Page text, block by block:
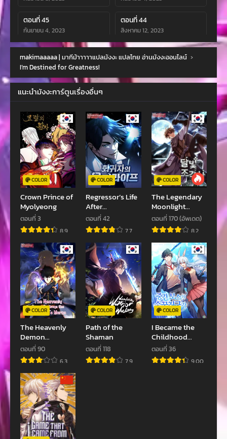
ตอนที่ 45
กันยายน 4, 2023
ตอนที่ 44
สิงหาคม 12, 2023
ตอนที่ 43
กรกฎาคม 20, 2023
ตอนที่ 42
กรกฎาคม 20, 2023
ตอนที่ 41
กรกฎาคม 19, 2023
ตอนที่ 40
ตอนที่ 39
มิถุนายน 30, 2023
ตอนที่ 38
มิถุนายน 30, 2023
ตอนที่ 37
มิถุนายน 18, 2023
ตอนที่ 36
มิถุนายน 18, 2023
ตอนที่ 35
มิถุนายน 2, 2023
ตอนที่ 34
พฤษภาคม 16, 2023
ตอนที่ 33
เมษายน 27, 2023 เมษายน 27, 2023
ตอนที่ 31
มีนาคม 20, 2023
ตอนที่ 30
มีนาคม 20, 2023
ตอนที่ 29
มีนาคม 20, 2023
ตอนที่ 28
มีนาคม 15, 2023
ตอนที่ 27
มีนาคม 15, 2023
ตอนที่ 26
มีนาคม 15, 2023
ตอนที่ 25
มีนาคม 15, 2023 มีนาคม 15, 2023
ตอนที่ 23
มีนาคม 15, 2023
ตอนที่ 21
กุมภาพันธ์ 16, 2023
ตอนที่ 19
makimaaaaa | มากีม้าาาาาแปลมังงะ แปลไทย อ่านมังงะออนไลน์ ›
I’m Destined for Greatness!
แนะนำมังงะการ์ตูนเรื่องอื่นๆ
COLOR
Crown Prince of
Myolyeong
ตอนที่ 3
8.9
COLOR
Regressor’s Life
After
Retirement
ตอนที่ 42
7.7
COLOR
The Legendary
Moonlight
Sculptor
ตอนที่ 170 (อัพเดต)
8.2
COLOR
The Heavenly
Demon
Destroys the
Lich King’s
Murim
ตอนที่ 90
6.3
COLOR
Path of the
Shaman
ตอนที่ 118
7.9
COLOR
I Became the
Childhood
Friend of the
Middle Boss
ตอนที่ 36
9.00